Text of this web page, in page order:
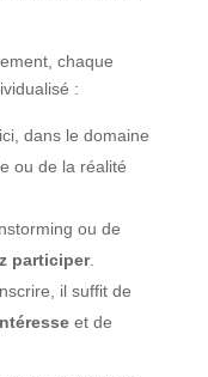
chaque
:
dans le domaine
ou de la réalité
ou de
participer.
il suffit de
et de